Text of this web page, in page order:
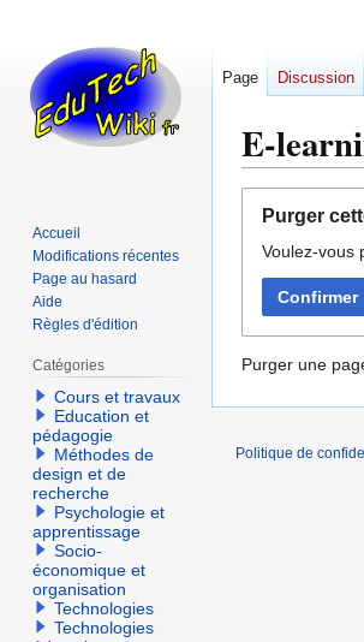
E-
navigation
recherche
Purger
Voulez-vous
Confirmer
Purger une
Page Discussion
Accueil
Modifications récentes
Page au hasard
Aide
Règles d'édition
Catégories
Cours et travaux
Education et
pédagogie
Méthodes de
design et de
recherche
Psychologie et
apprentissage
Socio-
économique et
organisation
Technologies
Technologies
Politique de